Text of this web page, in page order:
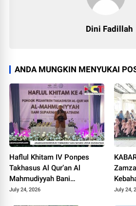
Dini Fadillah
ANDA MUNGKIN MENYUKAI
Haflul Khitam IV Ponpes
Takhasus Al Qur’an Al
Mahmudiyyah Bani
Suparman Assatinem
July 24, 2026 July 24,